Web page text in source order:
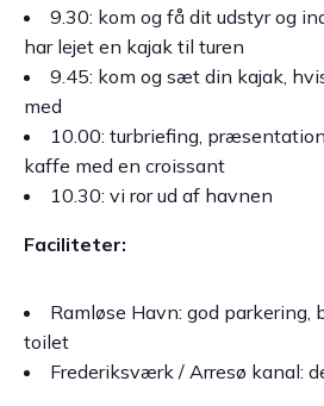
9.30: kom og få dit udstyr og
har lejet en kajak til turen
9.45: kom og sæt din kajak,
med
10.00: turbriefing,
kaffe med en croissant
10.30: vi ror ud af havnen
Faciliteter:
Ramløse Havn: god
toilet
Frederiksværk / Arresø kanal: